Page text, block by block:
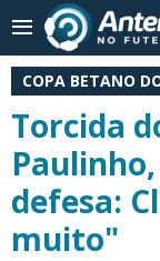
COPA BETANO
Torcida
defesa:
muito"